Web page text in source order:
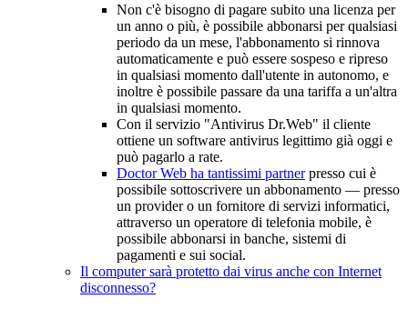
Non c'è bisogno di pagare subito una licenza per
un anno o più, è possibile abbonarsi per qualsiasi
periodo da un mese, l'abbonamento si rinnova
automaticamente e può essere sospeso e ripreso
in qualsiasi momento dall'utente in autonomo, e
inoltre è possibile passare da una tariffa a un'altra
in qualsiasi momento.
Con il servizio "Antivirus Dr.Web" il cliente
ottiene un software antivirus legittimo già oggi e
può pagarlo a rate.
Doctor Web ha tantissimi partnerpresso cui è
possibile sottoscrivere un abbonamento — presso
un provider o un fornitore di servizi informatici,
attraverso un operatore di telefonia mobile, è
possibile abbonarsi in banche, sistemi di
pagamenti e sui social.
Il computer sarà protetto dai virus anche con Internet
disconnesso?